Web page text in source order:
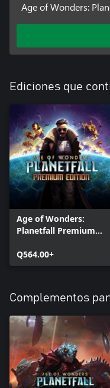
Age of Wonders:
Ediciones que
Age of Wonders:
Planetfall Premium
Q564.00+
Complementos